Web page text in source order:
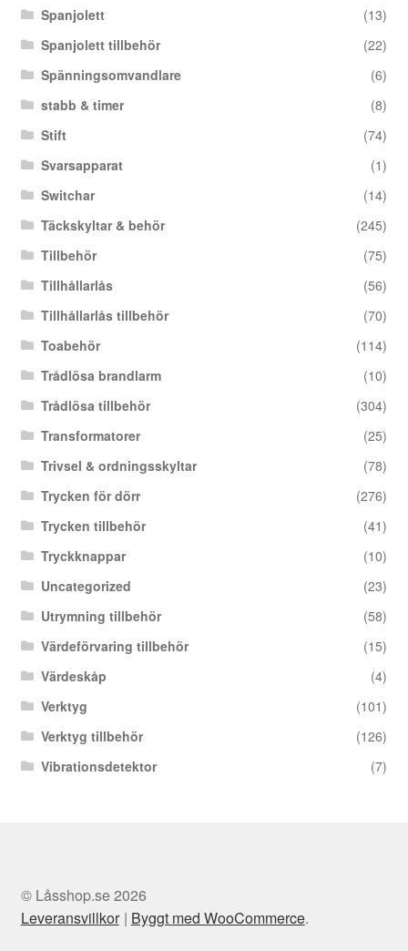
Spanjolett
(13)
Spanjolett tillbehör
(22)
Spänningsomvandlare
(6)
stabb & timer
(8)
Stift
(74)
Svarsapparat
(1)
Switchar
(14)
Täckskyltar & behör
(245)
Tillbehör
(75)
Tillhållarlås
(56)
Tillhållarlås tillbehör
(70)
Toabehör
(114)
Trådlösa brandlarm
(10)
Trådlösa tillbehör
(304)
Transformatorer
(25)
Trivsel & ordningsskyltar
(78)
Trycken för dörr
(276)
Trycken tillbehör
(41)
Tryckknappar
(10)
Uncategorized
(23)
Utrymning tillbehör
(58)
Värdeförvaring tillbehör
(15)
Värdeskåp
(4)
Verktyg
(101)
Verktyg tillbehör
(126)
Vibrationsdetektor
(7)
© Låsshop.se 2026
Leveransvillkor
Byggt med WooCommerce.